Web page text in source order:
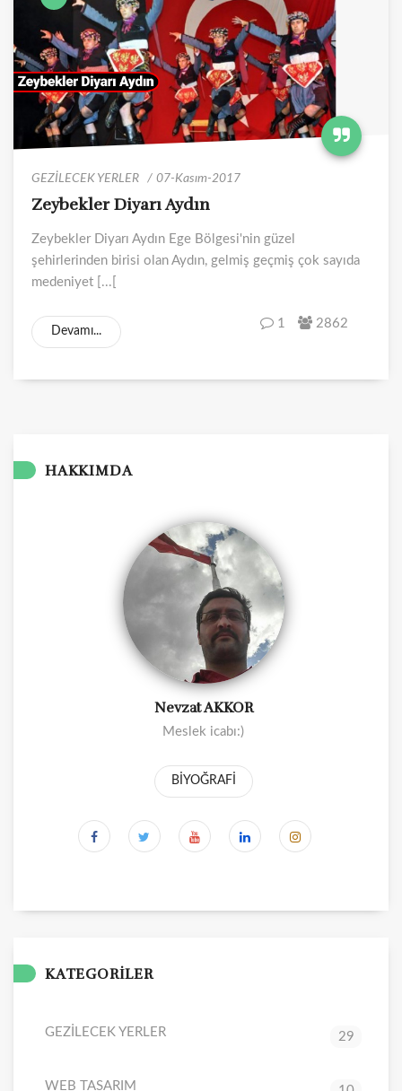
GEZİLECEK YERLER 07-Kasım-2017
Zeybekler Diyarı Aydın
Zeybekler Diyarı Aydın Ege Bölgesi'nin güzel
şehirlerinden birisi olan Aydın, gelmiş geçmiş çok sayıda
medeniyet [...[
Devamı...
1 2862
HAKKIMDA
Nevzat AKKOR
Meslek icabı:)
BİYOĞRAFİ
KATEGORİLER
GEZİLECEK YERLER 29
WEB TASARIM